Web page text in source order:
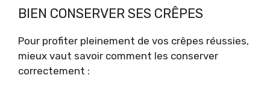
BIEN CONSERVER SES CRÊPES
Pour profiter pleinement de vos crêpes réussies,
mieux vaut savoir comment les conserver
correctement :